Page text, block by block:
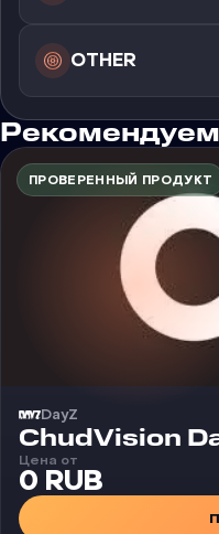
OTHER
Рекомендуем
ПРОВЕРЕННЫЙ ПРОДУКТ
DayZ
Чит
ChudVision
Цена от
0 RUB